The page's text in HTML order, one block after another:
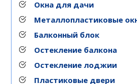
Окна для дачи
Металлопластиковые
Балконный блок
Остекление балкона
Остекление лоджии
Пластиковые двери